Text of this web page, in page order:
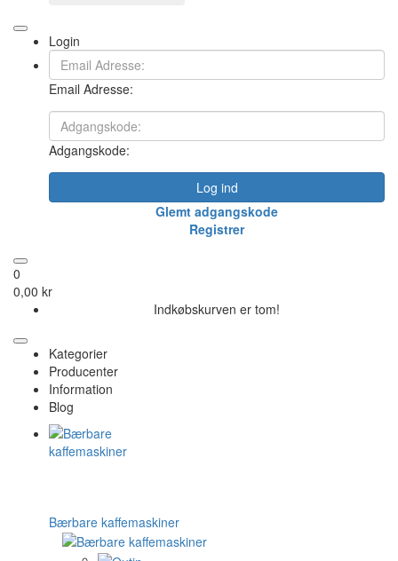
Login
Email Adresse:
Adgangskode:
Log ind
Glemt adgangskode
Registrer
0
0,00 kr
Indkøbskurven er tom!
Kategorier
Producenter
Information
Blog
Bærbare kaffemaskiner